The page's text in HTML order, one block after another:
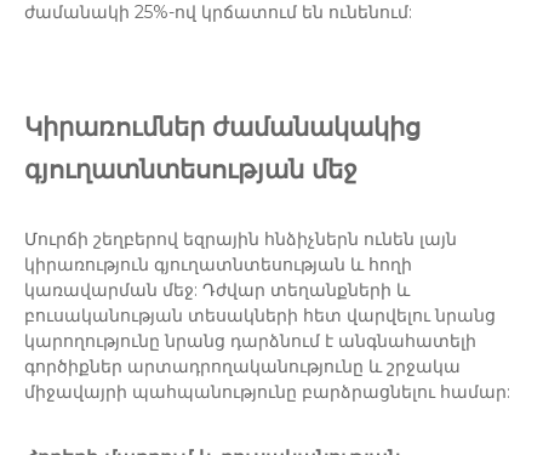
ժամանակի 25%-ով կրճատում են ունենում:
Կիրառումներ ժամանակակից
գյուղատնտեսության մեջ
Մուրճի շեղբերով եզրային հնձիչներն ունեն լայն
կիրառություն գյուղատնտեսության և հողի
կառավարման մեջ: Դժվար տեղանքների և
բուսականության տեսակների հետ վարվելու նրանց
կարողությունը նրանց դարձնում է անգնահատելի
գործիքներ արտադրողականությունը և շրջակա
միջավայրի պահպանությունը բարձրացնելու համար: